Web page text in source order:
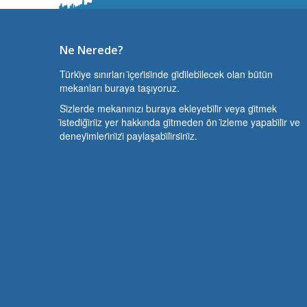
Ne Nerede?
Türki̇ye sınırları i̇çeri̇si̇nde gi̇di̇lebi̇lecek olan bütün
mekanları buraya taşıyoruz.
Si̇zlerde mekanınızı buraya ekleyebi̇li̇r veya gi̇tmek
i̇stedi̇ği̇ni̇z yer hakkında gi̇tmeden ön i̇zleme yapabi̇li̇r ve
deneyi̇mleri̇ni̇zi̇ paylaşabi̇li̇rsi̇ni̇z.